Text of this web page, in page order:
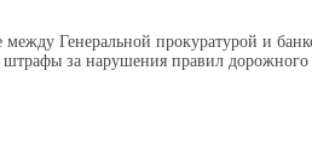
Генеральной прокуратурой и
штрафы за нарушения правил